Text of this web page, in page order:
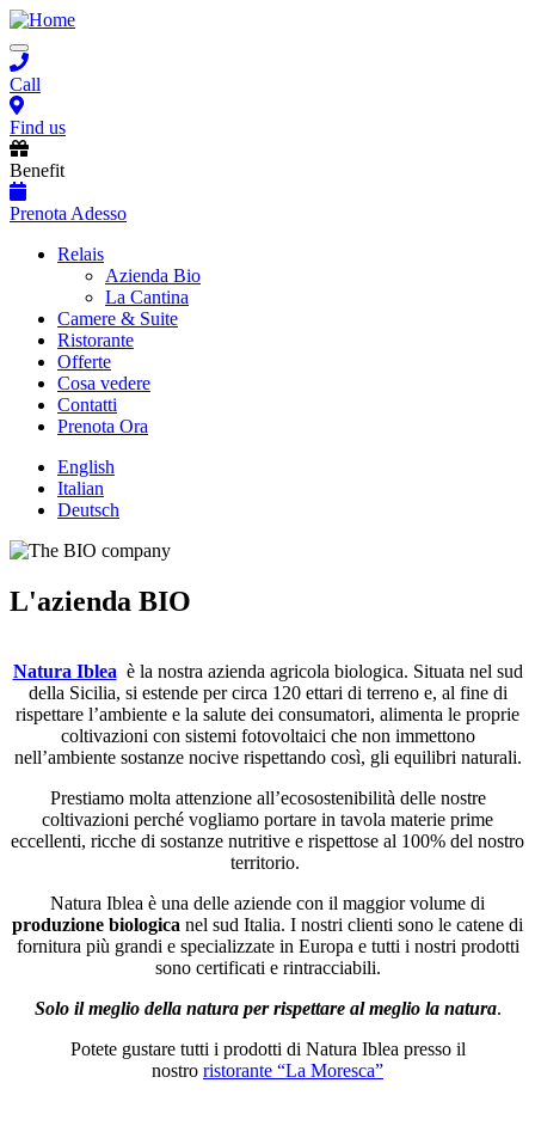
Salta
al
contenuto
principale
Toggle
navigation
Call
Find us
Benefit
Prenota Adesso
Main
navigation
Relais
Azienda Bio
La Cantina
Camere & Suite
Ristorante
Offerte
Cosa vedere
Contatti
Prenota Ora
English
Italian
Deutsch
L'azienda BIO
Natura Iblea è la nostra azienda agricola biologica. Situata nel sud
della Sicilia, si estende per circa 120 ettari di terreno e, al fine di
rispettare l’ambiente e la salute dei consumatori, alimenta le proprie
coltivazioni con sistemi fotovoltaici che non immettono
nell’ambiente sostanze nocive rispettando così, gli equilibri naturali.
Prestiamo molta attenzione all’ecosostenibilità delle nostre
coltivazioni perché vogliamo portare in tavola materie prime
eccellenti, ricche di sostanze nutritive e rispettose al 100% del nostro
territorio.
Natura Iblea è una delle aziende con il maggior volume di
produzione biologica nel sud Italia. I nostri clienti sono le catene di
fornitura più grandi e specializzate in Europa e tutti i nostri prodotti
sono certificati e rintracciabili.
Solo il meglio della natura per rispettare al meglio la natura.
Potete gustare tutti i prodotti di Natura Iblea presso il
nostro ristorante “La Moresca”